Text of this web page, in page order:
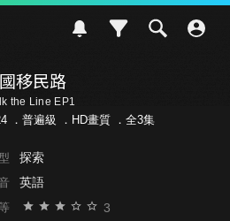
移民路
the Line EP1
． 普遍級 ．HD畫質 ．全3集
探索
英語
3